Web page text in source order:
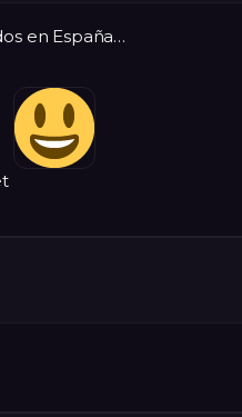
en España…